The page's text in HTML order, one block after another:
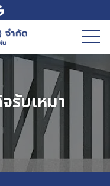
รับเหมา